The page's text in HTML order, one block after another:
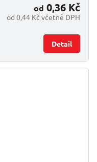
od 0,44 Kč včetně DPH
od 0,36 Kč
Detail